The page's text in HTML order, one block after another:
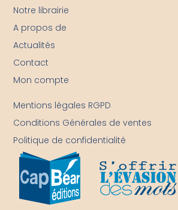
Notre librairie
A propos de
Actualités
Contact
Mon compte
Mentions légales RGPD
Conditions Générales de ventes
Politique de confidentialité